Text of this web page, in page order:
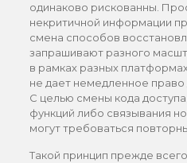
одинаково рискованны.
некритичной информации
смена способов
запрашивают разного
в рамках разных
не дает немедленное
С целью смены кода
функций либо связывания
могут требоваться
Такой принцип прежде